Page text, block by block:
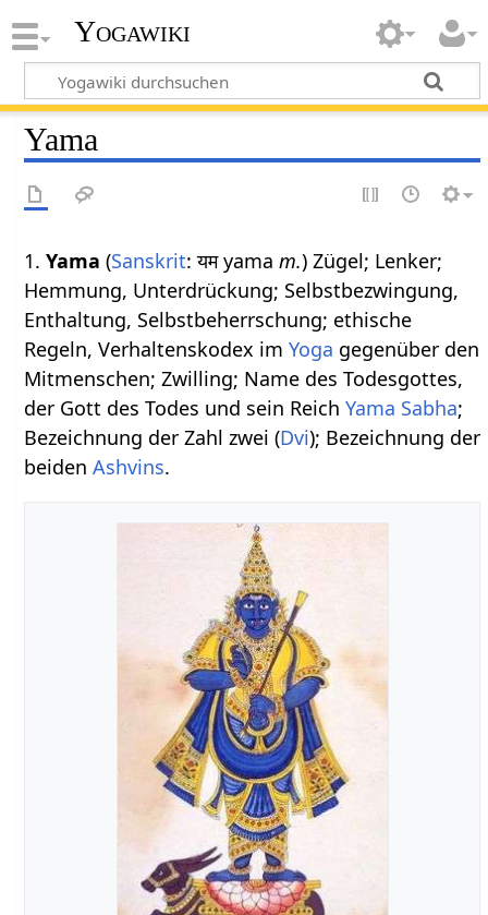
Yogawiki
Yama
1.Yama (Sanskrit: यम yamam.) Zügel; Lenker;
Hemmung, Unterdrückung; Selbstbezwingung,
Enthaltung, Selbstbeherrschung; ethische
Regeln, Verhaltenskodex imYoga gegenüber den
Mitmenschen; Zwilling; Name des Todesgottes,
der Gott des Todes und sein ReichYama Sabha;
Bezeichnung der Zahl zwei (Dvi); Bezeichnung der
beidenAshvins.